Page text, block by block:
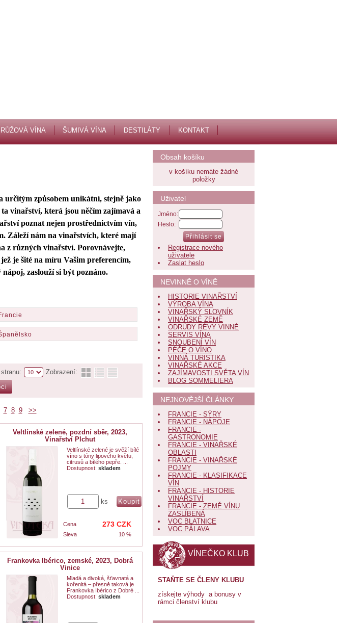
RŮŽOVÁ VÍNA ŠUMIVÁ VÍNA DESTILÁTY KONTAKT
určitým způsobem unikátní, stejně jako
vinařství, která jsou něčím zajímavá a
poznat nejen prostřednictvím vín,
Záleží nám na vinařstvích, které mají
z různých vinařství. Porovnávejte,
je šité na míru Vašim preferencím,
zaslouží si být poznáno.
Zobrazení:
7 8 9 >>
Veltlínské zelené, pozdní sběr, 2023,
Vinařství Plchut
Veltlínské zelené je svěží bílé
víno s tóny lipového květu,
citrusů a bílého pepře. ...
Dostupnost: skladem
ks
Cena 273 CZK
Sleva 10 %
Frankovka Ibérico, zemské, 2023, Dobrá
Vinice
Mladá a divoká, šťavnatá a
kořenitá – přesně taková je
Frankovka Ibérico z Dobré ...
Dostupnost: skladem
Obsah košíku
v košíku nemáte žádné
položky
Uživatel
Jméno:
Heslo:
Registrace nového
uživatele
Zaslat heslo
NEVINNĚ O VÍNĚ
HISTORIE VINAŘSTVÍ
VÝROBA VÍNA
VINAŘSKÝ SLOVNÍK
VINAŘSKÉ ZEMĚ
ODRŮDY RÉVY VINNÉ
SERVIS VÍNA
SNOUBENÍ VÍN
PÉČE O VÍNO
VINNÁ TURISTIKA
VINAŘSKÉ AKCE
ZAJÍMAVOSTI SVĚTA VÍN
BLOG SOMMELIERA
NEJNOVĚJŠÍ ČLÁNKY
FRANCIE - SÝRY
FRANCIE - NÁPOJE
FRANCIE -
GASTRONOMIE
FRANCIE - VINAŘSKÉ
OBLASTI
FRANCIE - VINAŘSKÉ
POJMY
FRANCIE - KLASIFIKACE
VÍN
FRANCIE - HISTORIE
VINAŘSTVÍ
FRANCIE - ZEMĚ VÍNU
ZASLÍBENÁ
VOC BLATNICE
VOC PÁLAVA
VÍNEČKO KLUB
STAŇTE SE ČLENY KLUBU
získejte výhody a bonusy v
rámci členství klubu